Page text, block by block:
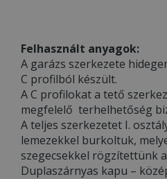
Felhasznált anyagok:
A garázs szerkezete
C profilból készült.
A C profilokat a tető
megfelelő terhelhetőség
A teljes szerkezetet I.
lemezekkel burkoltuk,
szegecsekkel rögzítettünk
Duplaszárnyas kapu –